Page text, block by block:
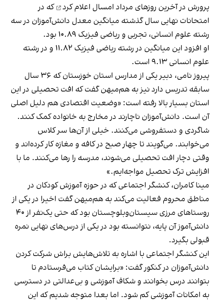
پرورش در آخرین روزهای مرداد امسال اعلام کرد
که در
امتحانات نهایی سال گذشته میانگین معدل دانش‌آموزان در سه
رشته علوم انسانی، تجربی و ریاضی فیزیک ۱۰.۸۹ بود.
او افزود این میانگین در رشته ریاضی فیزیک ۱۱.۸۲ و در رشته
علوم انسانی ۹.۱۳ است.
پیروز نامی، دبیر یکی از مدارس استان خوزستان که ۳۶ سال
سابقه تدریس دارد نیز به هم‌میهن گفت که افت تحصیلی در این
استان بسیار بالا رفته است: «وضعیت اقتصادی هم دلیل اصلی
آن است. دانش‌آموزان ناچارند در مخارج به خانواده کمک کنند.
شاگردی و دستفروشی می‌کنند. خیلی از آن‌ها سر کلاس
می‌خوابند. می‌گویند تا چهار صبح در کافه و مغازه کار کرده‌اند و
وقتی دچار افت تحصیلی می‌شوند، مدرسه را رها می‌کنند. ما با
افزایش ترک تحصیل مواجه‌ایم.»
مینا کامران، کنشگر اجتماعی که در حوزه آموزش کودکان در
مناطق محروم فعالیت می‌کند به هم‌میهن گفت اخیرا در یکی از
روستاهای مرزی سیستان‌وبلوچستان بود که حتی یک‌نفر از ۴۰
دانش‌آموز آن پایه، نتوانسته بود در یکی از درس‌های نهایی نمره
قبولی بگیرد.
این کنشگر اجتماعی با اشاره به تلاش‌هایش براش شرکت کردن
دانش‌آموزان در کنکور گفت: «برایشان کتاب می‌فرستادم تا
بتوانند درس بخوانند و شکاف آموزشی و بی‌عدالتی در دسترسی
به امکانات آموزشی کم شود. اما بعدا متوجه شدیم که این